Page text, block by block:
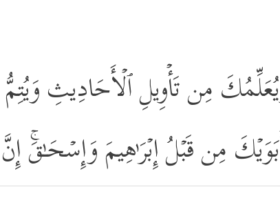
مِن تَأۡوِیلِ ٱلۡأَحَادِیثِ
مِن قَبۡلُ إِبۡرَ ٰ⁠هِیمَ وَإِسۡحَـٰقَۚ